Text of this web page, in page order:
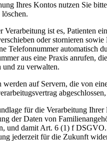
Ihres Kontos nutzen Sie
Verarbeitung ist es, Patienten
oder stornieren
Telefonnummer automatisch
aus eine Praxis anrufen,
und zu verwalten.
werden auf Servern, die von
für die Verarbeitung
der Daten von
und damit Art. 6 (1) f
jederzeit für die Zukunft